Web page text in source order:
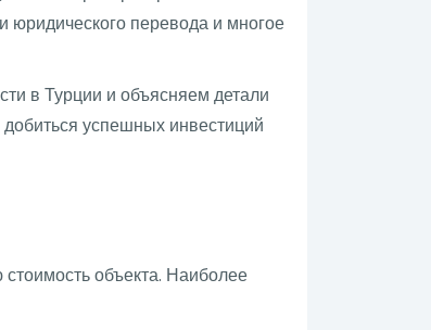
юридического перевода и многое
в Турции и объясняем детали
успешных инвестиций
объекта. Наиболее